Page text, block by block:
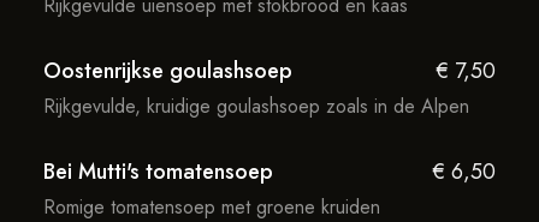
Oostenrijkse goulashsoep € 7,50
Rijkgevulde, kruidige goulashsoep zoals in de Alpen
Bei Mutti's tomatensoep € 6,50
Romige tomatensoep met groene kruiden